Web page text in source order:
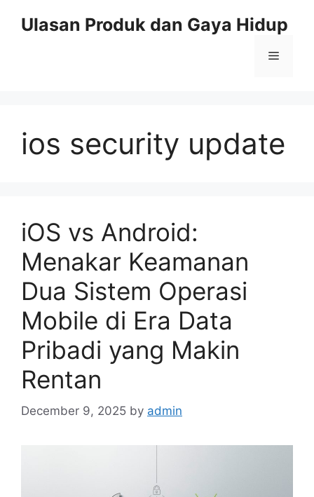
Ulasan Produk dan Gaya Hidup
Menu
ios security update
iOS vs Android:
Menakar Keamanan
Dua Sistem Operasi
Mobile di Era Data
Pribadi yang Makin
Rentan
December 9, 2025 by admin